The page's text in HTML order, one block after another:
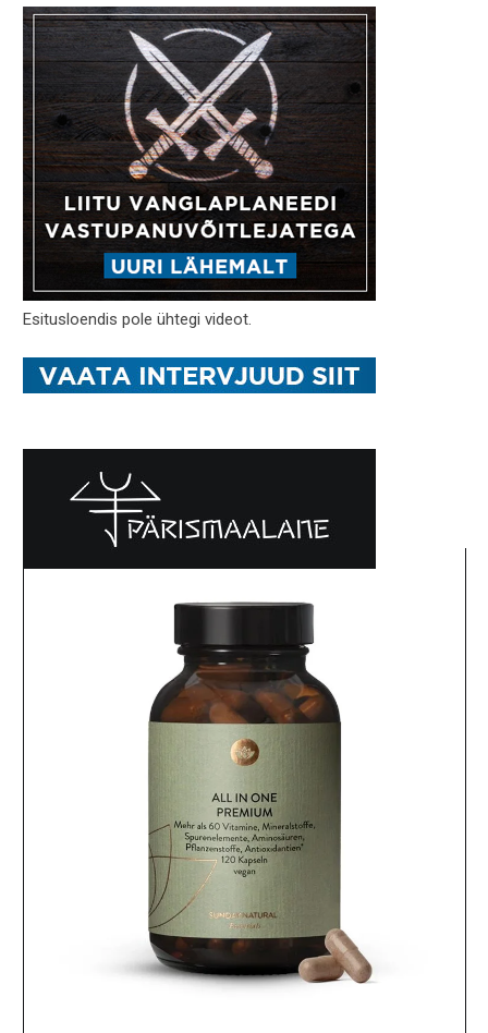
Esitusloendis pole ühtegi videot.